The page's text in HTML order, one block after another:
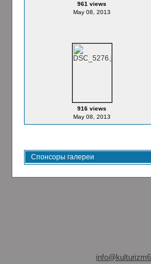
961 views
May 08, 2013
916 views
May 08, 2013
Спонсоры галереи